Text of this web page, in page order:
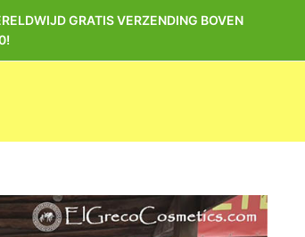
GRATIS VERZENDING BOVEN